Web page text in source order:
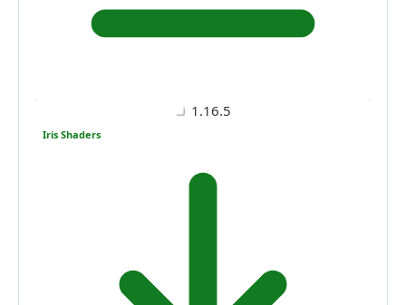
1.16.5
Iris Shaders